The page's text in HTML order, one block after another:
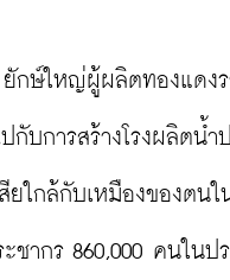
กษ์ใหญ่ผู้ผลิตทองแดงร
กับการสร้างโรงผลิตน้ำ
สียใกล้กับเหมืองของตน
ชากร 860,000 คนในป